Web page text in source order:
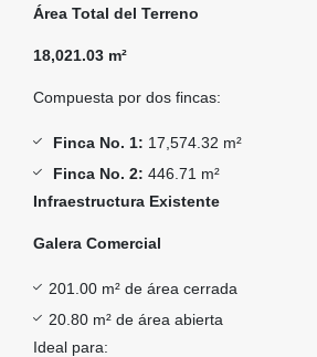
Área Total del Terreno
18,021.03 m²
Compuesta por dos fincas:
Finca No. 1: 17,574.32 m²
Finca No. 2: 446.71 m²
Infraestructura Existente
Galera Comercial
201.00 m² de área cerrada
20.80 m² de área abierta
Ideal para: